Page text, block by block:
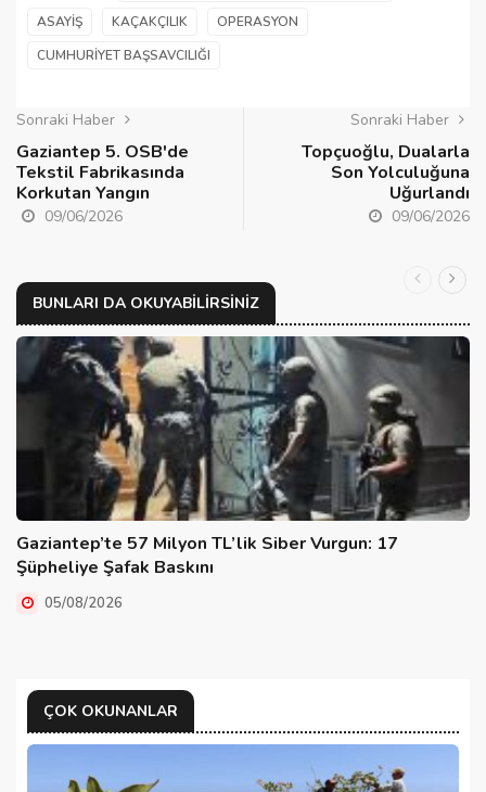
ASAYIŞ
KAÇAKÇILIK
OPERASYON
CUMHURIYET BAŞSAVCILIĞI
Sonraki Haber
Gaziantep 5. OSB'de
Tekstil Fabrikasında
Korkutan Yangın
09/06/2026
Sonraki Haber
Topçuoğlu, Dualarla
Son Yolculuğuna
Uğurlandı
09/06/2026
BUNLARI DA OKUYABILIRSINIZ
Gaziantep’te 57 Milyon TL’lik Siber Vurgun: 17
Şüpheliye Şafak Baskını
05/08/2026
ÇOK OKUNANLAR